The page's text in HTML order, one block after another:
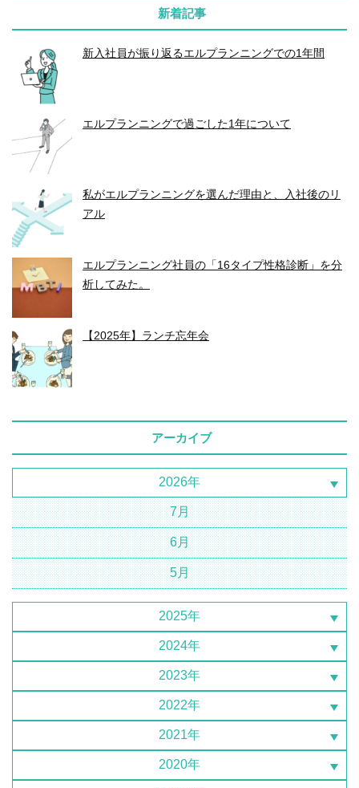
新着記事
新入社員が振り返るエルプランニングでの1年間
エルプランニングで過ごした1年について
私がエルプランニングを選んだ理由と、入社後のリ
アル
エルプランニング社員の「16タイプ性格診断」を分
析してみた。
【2025年】ランチ忘年会
アーカイブ
2026年
7月
6月
5月
2025年
2024年
2023年
2022年
2021年
2020年